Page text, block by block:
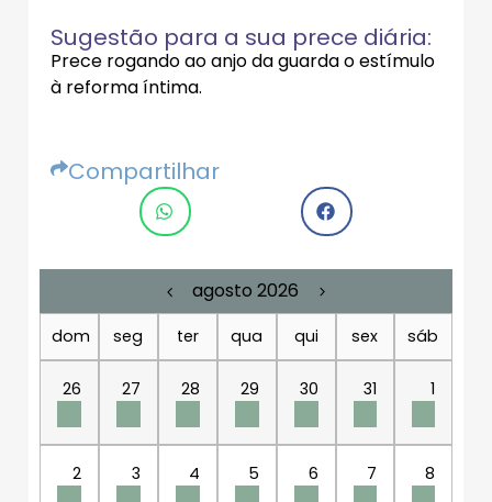
Sugestão para a sua prece diária:
Prece rogando ao anjo da guarda o estímulo
à reforma íntima.
Compartilhar
agosto 2026
dom seg ter qua qui sex sáb
26 27 28 29 30 31 1
2 3 4 5 6 7 8